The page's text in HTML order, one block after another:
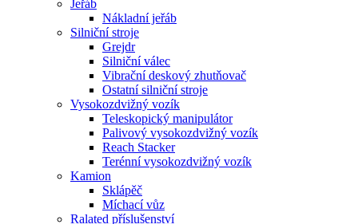
Jeřáb
Nákladní jeřáb
Silniční stroje
Grejdr
Silniční válec
Vibrační deskový zhutňovač
Ostatní silniční stroje
Vysokozdvižný vozík
Teleskopický manipulátor
Palivový vysokozdvižný vozík
Reach Stacker
Terénní vysokozdvižný vozík
Kamion
Sklápěč
Míchací vůz
Ralated příslušenství